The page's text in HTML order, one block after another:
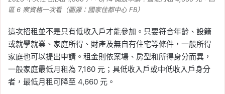
區 6 案資格一次看（圖源：國家住都中心 FB）
這次招租並不是只有低收入戶才能參加。只要符合年齡、設籍
或就學就業、家庭所得、財產及無自有住宅等條件，一般所得
家庭也可以提出申請。租金則依案場、房型和所得身分而異，
一般家庭最低月租為 7,160 元；具低收入戶或中低收入戶身分
者，最低月租可降至 4,660 元。